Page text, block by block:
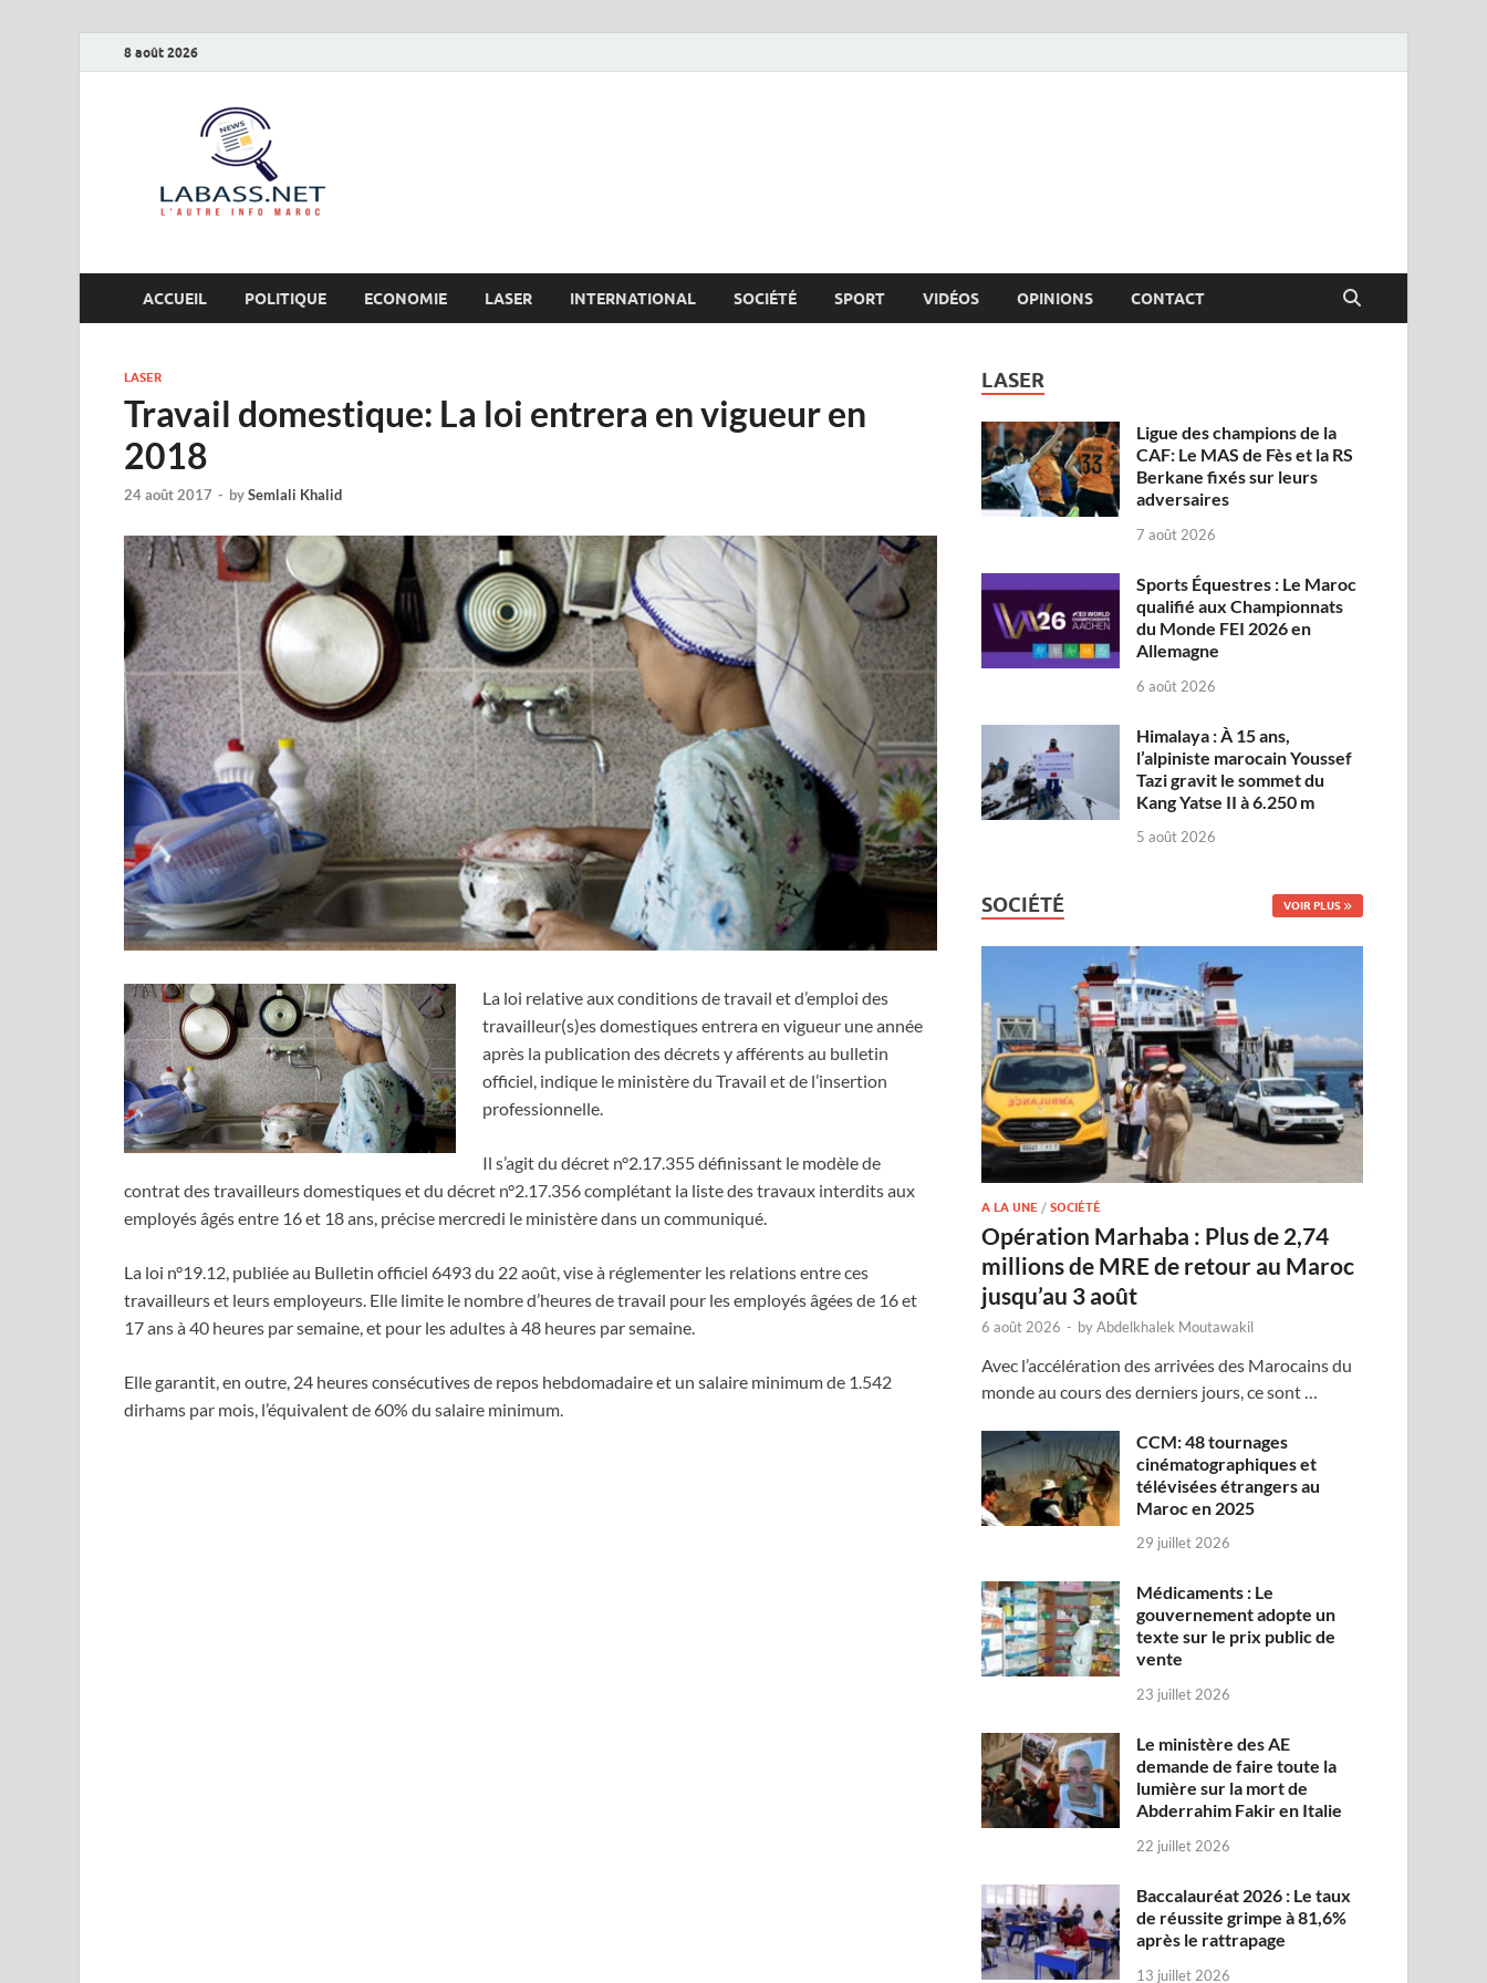
8 août 2026
ACCUEIL POLITIQUE ECONOMIE LASER INTERNATIONAL SOCIÉTÉ SPORT VIDÉOS OPINIONS CONTACT
LASER
Travail domestique: La loi entrera en vigueur en
2018
24 août 2017 - bySemlali Khalid
La loi relative aux conditions de travail et d’emploi des
travailleur(s)es domestiques entrera en vigueur une année
après la publication des décrets y afférents au bulletin
officiel, indique le ministère du Travail et de l’insertion
professionnelle.
Il s’agit du décret n°2.17.355 définissant le modèle de
contrat des travailleurs domestiques et du décret n°2.17.356 complétant la liste des travaux interdits aux
employés âgés entre 16 et 18 ans, précise mercredi le ministère dans un communiqué.
La loi n°19.12, publiée au Bulletin officiel 6493 du 22 août, vise à réglementer les relations entre ces
travailleurs et leurs employeurs. Elle limite le nombre d’heures de travail pour les employés âgées de 16 et
17 ans à 40 heures par semaine, et pour les adultes à 48 heures par semaine.
Elle garantit, en outre, 24 heures consécutives de repos hebdomadaire et un salaire minimum de 1.542
dirhams par mois, l’équivalent de 60% du salaire minimum.
LASER
Ligue des champions de la
CAF: Le MAS de Fès et la RS
Berkane fixés sur leurs
adversaires
7 août 2026
Sports Équestres : Le Maroc
qualifié aux Championnats
du Monde FEI 2026 en
Allemagne
6 août 2026
Himalaya : À 15 ans,
l’alpiniste marocain Youssef
Tazi gravit le sommet du
Kang Yatse II à 6.250 m
5 août 2026
SOCIÉTÉ VOIR PLUS
A LA UNE /SOCIÉTÉ
Opération Marhaba : Plus de 2,74
millions de MRE de retour au Maroc
jusqu’au 3 août
6 août 2026 - byAbdelkhalek Moutawakil
Avec l’accélération des arrivées des Marocains du
monde au cours des derniers jours, ce sont …
CCM: 48 tournages
cinématographiques et
télévisées étrangers au
Maroc en 2025
29 juillet 2026
Médicaments : Le
gouvernement adopte un
texte sur le prix public de
vente
23 juillet 2026
Le ministère des AE
demande de faire toute la
lumière sur la mort de
Abderrahim Fakir en Italie
22 juillet 2026
Baccalauréat 2026 : Le taux
de réussite grimpe à 81,6%
après le rattrapage
13 juillet 2026